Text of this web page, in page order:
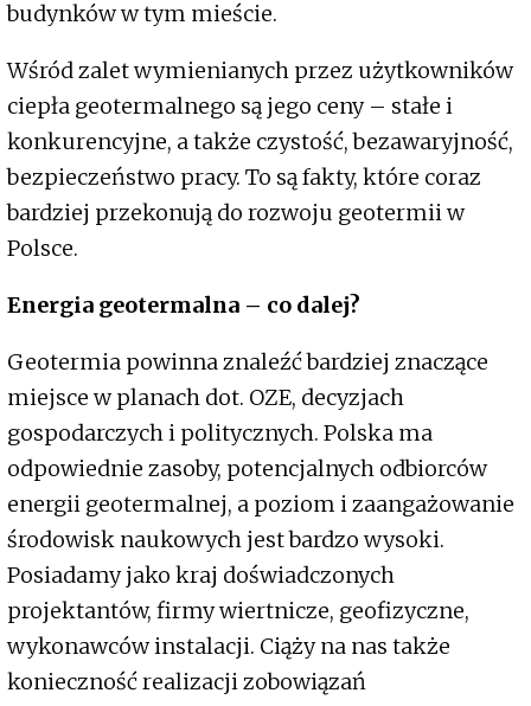
budynków w tym mieście.
Wśród zalet wymienianych przez użytkowników
ciepła geotermalnego są jego ceny – stałe i
konkurencyjne, a także czystość, bezawaryjność,
bezpieczeństwo pracy. To są fakty, które coraz
bardziej przekonują do rozwoju geotermii w
Polsce.
Energia geotermalna – co dalej?
Geotermia powinna znaleźć bardziej znaczące
miejsce w planach dot. OZE, decyzjach
gospodarczych i politycznych. Polska ma
odpowiednie zasoby, potencjalnych odbiorców
energii geotermalnej, a poziom i zaangażowanie
środowisk naukowych jest bardzo wysoki.
Posiadamy jako kraj doświadczonych
projektantów, firmy wiertnicze, geofizyczne,
wykonawców instalacji. Ciąży na nas także
konieczność realizacji zobowiązań